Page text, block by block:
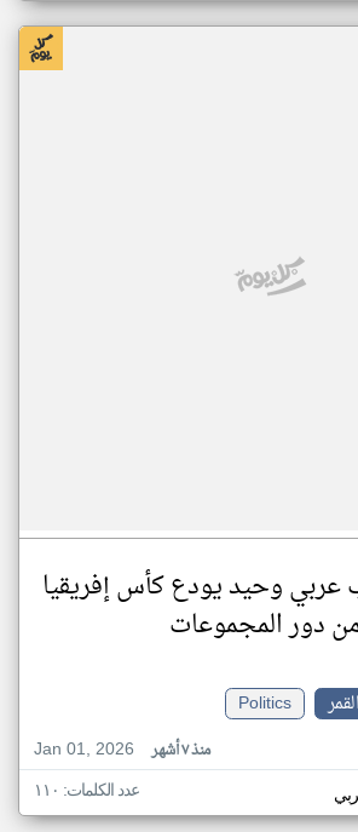
وحيد يودع كأس إفريقيا
Politics
Jan 01, 2026
منذ ٧ أشهر
عدد الكلمات: ١١٠